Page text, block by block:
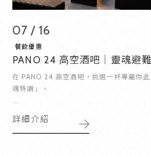
07 / 16
餐飲優惠
PANO 24 高空酒吧｜靈魂避
在 PANO 24 高空酒吧，挑選一杯專屬你
魂特調」，
詳細介紹